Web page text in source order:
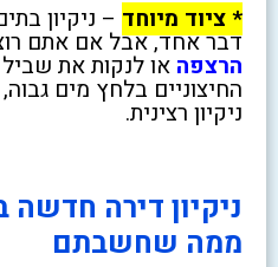
* ציוד מיוחד – ניקיון
דבר אחד, אבל אם אתם
הרצפה או לנקות את
החיצוניים בלחץ מים
ניקיון רצינית.
ניקיון דירה חדשה
ממה שחשבתם